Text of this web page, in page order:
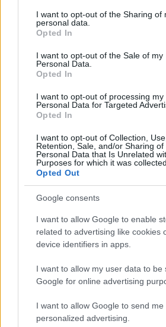
not limited to your visit or usage
grant or deny consent to Google and
use your data for below specified
consent section.
I want to opt-out of the Sharing of
personal data.
Opted In
I want to opt-out of the Sale of my
Personal Data.
Opted In
I want to opt-out of processing my
Personal Data for Targeted
Opted In
I want to opt-out of Collection, Use,
Retention, Sale, and/or Sharing of
Personal Data that Is Unrelated
Purposes for which it was collected.
Opted Out
Google consents
I want to allow Google to enable
related to advertising like cookies
device identifiers in apps.
I want to allow my user data to be
Google for online advertising
I want to allow Google to send me
personalized advertising.
alakulhatott volna. No pánik!
lesz! – 18%
kezdeni a vb-selejtezős évet.
ébresztő! – 14%
Olvastad már?